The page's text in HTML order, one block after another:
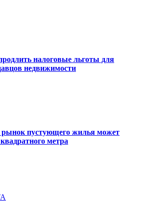
налоговые льготы для
недвижимости
пустующего жилья может
метра